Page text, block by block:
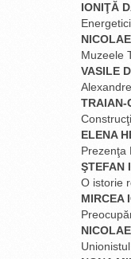
IONIŢĂ
Muzeele
VASILE
TRAIAN-
ELENA
Prezenţa
ŞTEFAN
O istorie
MIRCEA